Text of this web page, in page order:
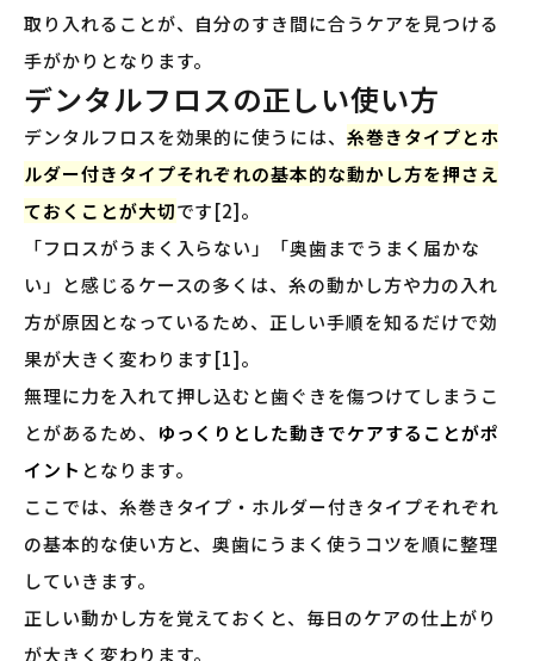
取り入れることが、自分のすき間に合うケアを見つける
手がかりとなります。
デンタルフロスの正しい使い方
デンタルフロスを効果的に使うには、 糸巻きタイプとホ
ルダー付きタイプそれぞれの基本的な動かし方を押さえ
ておくことが大切です[2]。
「フロスがうまく入らない」「奥歯までうまく届かな
い」と感じるケースの多くは、糸の動かし方や力の入れ
方が原因となっているため、正しい手順を知るだけで効
果が大きく変わります[1]。
無理に力を入れて押し込むと歯ぐきを傷つけてしまうこ
とがあるため、
ゆっくりとした動きでケアすることがポ
イント となります。
ここでは、糸巻きタイプ・ホルダー付きタイプそれぞれ
の基本的な使い方と、奥歯にうまく使うコツを順に整理
していきます。
正しい動かし方を覚えておくと、毎日のケアの仕上がり
が大きく変わります。